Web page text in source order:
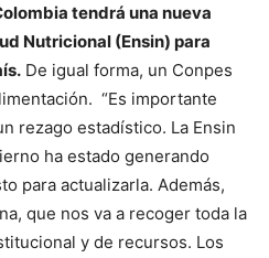
tendrá una nueva
Nutricional (Ensin) para
De igual forma, un Conpes
“Es importante
rezago estadístico. La Ensin
ha estado generando
para actualizarla. Además,
que nos va a recoger toda la
y de recursos. Los